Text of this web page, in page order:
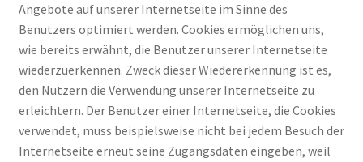
Angebote auf unserer Internetseite im Sinne des
Benutzers optimiert werden. Cookies ermöglichen uns,
wie bereits erwähnt, die Benutzer unserer Internetseite
wiederzuerkennen. Zweck dieser Wiedererkennung ist es,
den Nutzern die Verwendung unserer Internetseite zu
erleichtern. Der Benutzer einer Internetseite, die Cookies
verwendet, muss beispielsweise nicht bei jedem Besuch der
Internetseite erneut seine Zugangsdaten eingeben, weil